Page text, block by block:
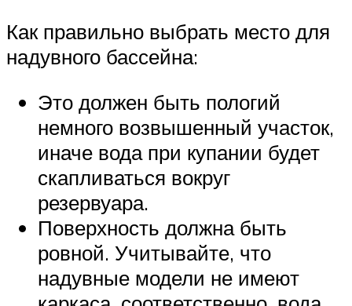
Как правильно выбрать место для
надувного бассейна:
Это должен быть пологий
немного возвышенный участок,
иначе вода при купании будет
скапливаться вокруг
резервуара.
Поверхность должна быть
ровной. Учитывайте, что
надувные модели не имеют